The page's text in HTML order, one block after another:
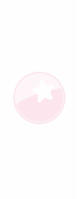
先享後付」
透過四大超商／
消訂單，請聯絡
透過AFTEE先享
準，若有關於
AFTEE先享後付
home
」服務完成之交